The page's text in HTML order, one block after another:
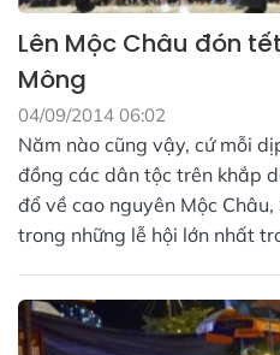
Lên Mộc Châu đón
Mông
04/09/2014 06:02
Năm nào cũng vậy, cứ mỗi
đồng các dân tộc trên khắp
đổ về cao nguyên Mộc
trong những lễ hội lớn nhất